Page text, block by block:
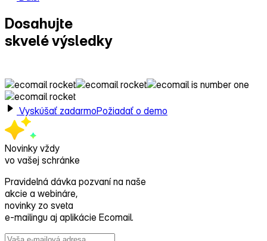
Dosahujte
skvelé výsledky
Vyskúšať zadarmoPožiadať o demo
Novinky vždy
vo vašej schránke
Pravidelná dávka pozvaní na naše
akcie a webináre,
novinky zo sveta
e‑mailingu aj aplikácie Ecomail.